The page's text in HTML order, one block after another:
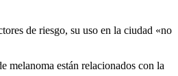
de riesgo, su uso en la ciudad «no
melanoma están relacionados con la